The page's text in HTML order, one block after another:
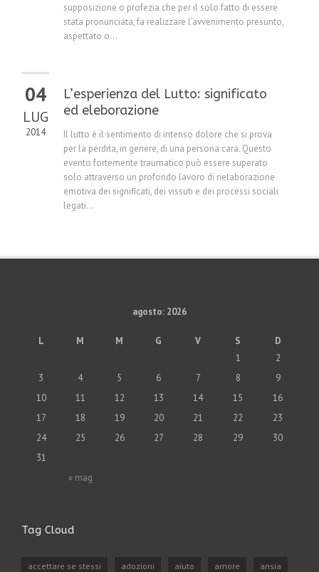
supposizione o profezia che per il solo fatto di essere
stata pronunciata, fa realizzare l’avvenimento presunto,
aspettato o...
04
LUG
2014
L’esperienza del Lutto: significato
ed eleborazione
Il lutto è il sentimento di intenso dolore che si prova
per la perdita, in genere, di una persona cara. Questo
evento fortemente traumatico può essere superato
solo attraverso un profondo lavoro di rielaborazione
emotiva dei significati, dei vissuti e dei processi sociali
legati...
agosto: 2026
L M M G V S D
« mag
1
2
3
4 5 6 7 8
9
10
11 12 13 14 15
16
17
18 19 20 21 22
23
24
25 26 27 28 29
30
31
Tag Cloud
accettare se stessi adozioni aiuto amore ansia